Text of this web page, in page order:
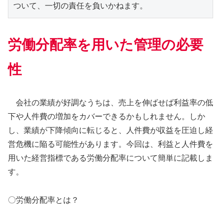
ついて、一切の責任を負いかねます。
労働分配率を用いた管理の必要
性
会社の業績が好調なうちは、売上を伸ばせば利益率の低
下や人件費の増加をカバーできるかもしれません。しか
し、業績が下降傾向に転じると、人件費が収益を圧迫し経
営危機に陥る可能性があります。今回は、利益と人件費を
用いた経営指標である労働分配率について簡単に記載しま
す。
〇労働分配率とは？